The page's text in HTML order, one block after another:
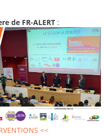
de FR-ALERT :
<<